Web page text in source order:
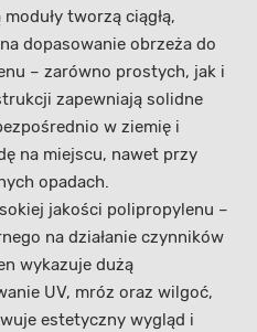
moduły tworzą ciągłą,
dopasowanie obrzeża do
– zarówno prostych, jak i
zapewniają solidne
w ziemię i
na miejscu, nawet przy
opadach.
jakości polipropylenu –
na działanie czynników
wykazuje dużą
UV, mróz oraz wilgoć,
estetyczny wygląd i